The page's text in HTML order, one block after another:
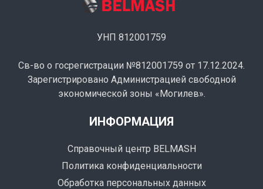
УНП 812001759
Св-во о госрегистрации №812001759 от 17.12.2024.
Зарегистрировано Администрацией свободной
экономической зоны «Могилев».
ИНФОРМАЦИЯ
Справочный центр BELMASH
Политика конфиденциальности
Обработка персональных данных